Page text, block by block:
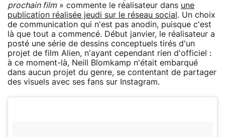
prochain film» commente le réalisateur dans une
publication réalisée jeudi sur le réseau social . Un choix
de communication qui n'est pas anodin, puisque c'est
là que tout a commencé. Début janvier, le réalisateur a
posté une série de dessins conceptuels tirés d'un
projet de film Alien, n'ayant cependant rien d'officiel :
à ce moment-là, Neill Blomkamp n'était embarqué
dans aucun projet du genre, se contentant de partager
des visuels avec ses fans sur Instagram.